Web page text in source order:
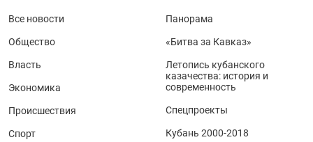
Все новости
Общество
Власть
Экономика
Происшествия
Спорт
Панорама
«Битва за Кавказ»
Летопись кубанского
казачества: история и
современность
Спецпроекты
Кубань 2000-2018